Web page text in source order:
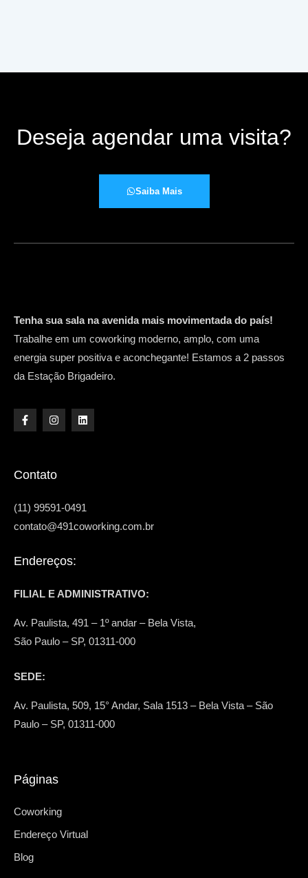
Deseja agendar uma visita?
Saiba Mais
Tenha sua sala na avenida mais movimentada do país!
Trabalhe em um coworking moderno, amplo, com uma
energia super positiva e aconchegante! Estamos a 2 passos
da Estação Brigadeiro.
Contato
(11) 99591-0491
contato@491coworking.com.br
Endereços:
FILIAL E ADMINISTRATIVO:
Av. Paulista, 491 – 1º andar – Bela Vista,
São Paulo – SP, 01311-000
SEDE:
Av. Paulista, 509, 15° Andar, Sala 1513 – Bela Vista – São
Paulo – SP, 01311-000
Páginas
Coworking
Endereço Virtual
Blog